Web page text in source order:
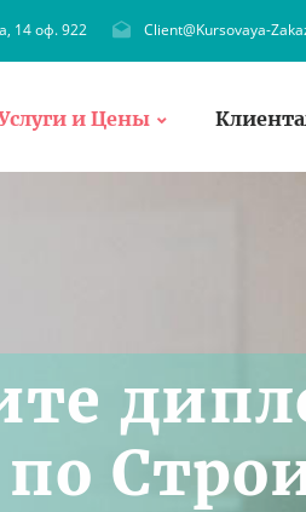
14 оф. 922 Client@Kursovaya-
и Цены
по